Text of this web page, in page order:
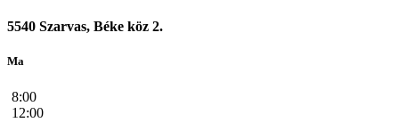
5540 Szarvas, Béke köz 2.
Ma
8:00
12:00